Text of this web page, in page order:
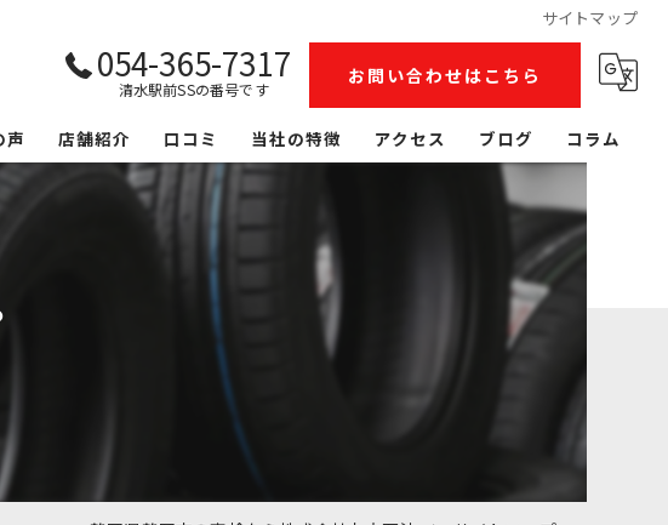
サイトマップ
054-365-7317
清水駅前SSの番号です
お問い合わせはこちら
声 店舗紹介 口コミ 当社の特徴 アクセス ブログ コラム